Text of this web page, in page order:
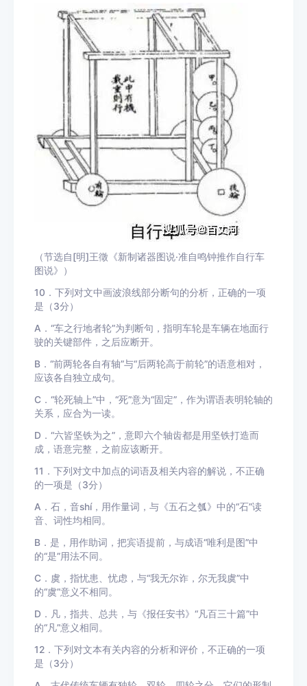
（节选自[明]王徵《新制诸器图说·准自鸣钟推作自行车
图说》）
10．下列对文中画波浪线部分断句的分析，正确的一项
是（3分）
A．“车之行地者轮”为判断句，指明车轮是车辆在地面行
驶的关键部件，之后应断开。
B．“前两轮各自有轴”与“后两轮高于前轮”的语意相对，
应该各自独立成句。
C．“轮死轴上”中，“死”意为“固定”，作为谓语表明轮轴的
关系，应合为一读。
D．“六皆坚铁为之”，意即六个轴齿都是用坚铁打造而
成，语意完整，之前应该断开。
11．下列对文中加点的词语及相关内容的解说，不正确
的一项是（3分）
A．石，音shí，用作量词，与《五石之瓠》中的“石”读
音、词性均相同。
B．是，用作助词，把宾语提前，与成语“唯利是图”中
的“是”用法不同。
C．虞，指忧患、忧虑，与“我无尔诈，尔无我虞”中
的“虞”意义不相同。
D．凡，指共、总共，与《报任安书》“凡百三十篇”中
的“凡”意义相同。
12．下列对文本有关内容的分析和评价，不正确的一项
是（3分）